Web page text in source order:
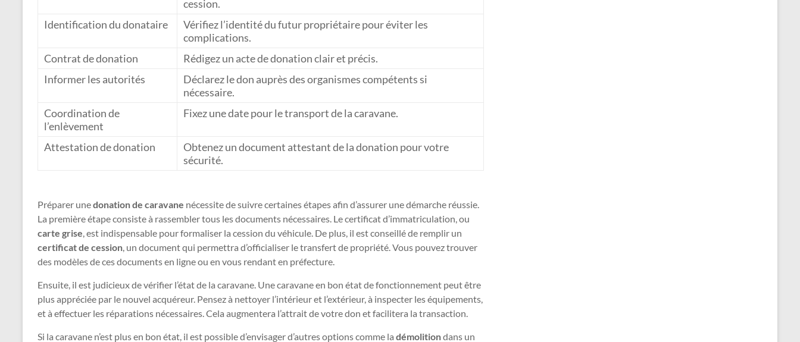
cession.
Identification du donataire
Vérifiez l’identité du futur propriétaire pour éviter les
complications.
Contrat de donation
Rédigez un acte de donation clair et précis.
Informer les autorités
Déclarez le don auprès des organismes compétents si
nécessaire.
Coordination de
l’enlèvement
Fixez une date pour le transport de la caravane.
Attestation de donation
Obtenez un document attestant de la donation pour votre
sécurité.
Préparer unedonation de caravane nécessite de suivre certaines étapes afin d’assurer une démarche réussie.
La première étape consiste à rassembler tous les documents nécessaires. Le certificat d’immatriculation, ou
carte grise , est indispensable pour formaliser la cession du véhicule. De plus, il est conseillé de remplir un
certificat de cession , un document qui permettra d’officialiser le transfert de propriété. Vous pouvez trouver
des modèles de ces documents en ligne ou en vous rendant en préfecture.
Ensuite, il est judicieux de vérifier l’état de la caravane. Une caravane en bon état de fonctionnement peut être
plus appréciée par le nouvel acquéreur. Pensez à nettoyer l’intérieur et l’extérieur, à inspecter les équipements,
et à effectuer les réparations nécessaires. Cela augmentera l’attrait de votre don et facilitera la transaction.
Si la caravane n’est plus en bon état, il est possible d’envisager d’autres options comme la démolitiondans un